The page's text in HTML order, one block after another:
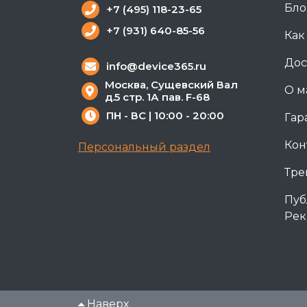
О
+7 (495) 118-23-65
+7 (931) 640-85-56
info@device365.ru
Москва, Сущевский Вал
д.5 стр. 1А пав. F-68
ПН - ВС | 10:00 - 20:00
Персональный раздел
Наверх